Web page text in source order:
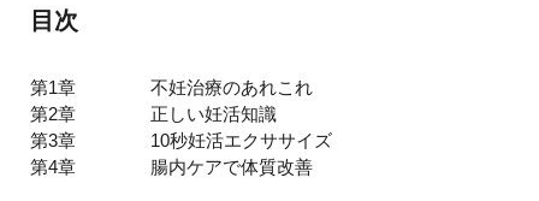
目次
第1章
不妊治療のあれこれ
第2章
正しい妊活知識
第3章
10秒妊活エクササイズ
第4章
腸内ケアで体質改善